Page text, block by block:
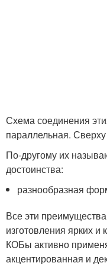
Схема соединения
параллельная.
По-другому их
достоинства:
разнообразная
Все эти
изготовления ярких
КОБы активно
акцентированная и